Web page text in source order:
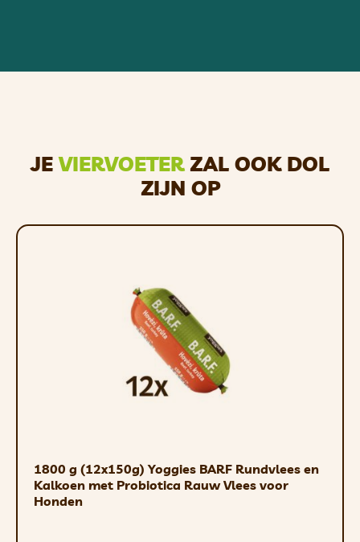
JEVIERVOETERZAL OOK DOL
ZIJN OP
1800 g (12x150g) Yoggies BARF Rundvlees en
Kalkoen met Probiotica Rauw Vlees voor
Honden